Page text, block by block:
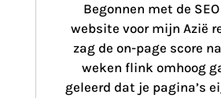
Begonnen met de
website voor mijn Azië
zag de on-page score
weken flink omhoog
geleerd dat je pagina’s